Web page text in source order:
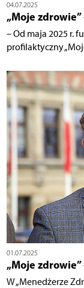
04.07.2025
„Moje
– Od maja 2025 r.
profilaktyczny
01.07.2025
„Moje
W „Menedżerze